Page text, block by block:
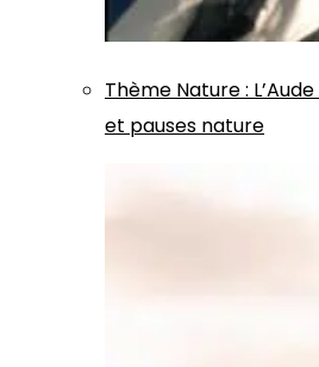
Thème Nature:
et pauses nature